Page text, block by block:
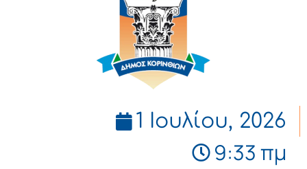
1 Ιουλίου, 2026
9:33 πμ